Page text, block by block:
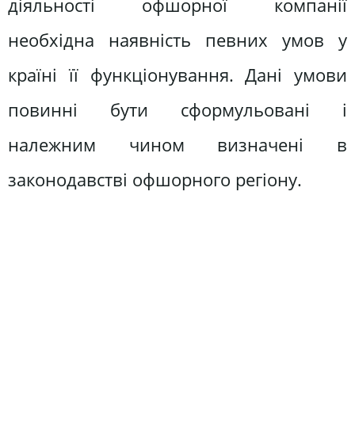
діяльності офшорної компанії
необхідна наявність певних умов у
країні її функціонування. Дані умови
повинні бути сформульовані і
належним чином визначені в
законодавстві офшорного регіону.